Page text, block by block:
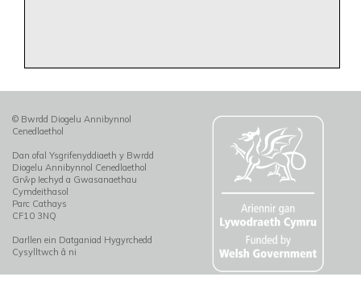
© Bwrdd Diogelu Annibynnol
Cenedlaethol
Dan ofal Ysgrifenyddiaeth y Bwrdd
Diogelu Annibynnol Cenedlaethol
Grŵp Iechyd a Gwasanaethau
Cymdeithasol
Parc Cathays
CF10 3NQ
Darllen ein Datganiad Hygyrchedd
Cysylltwch â ni